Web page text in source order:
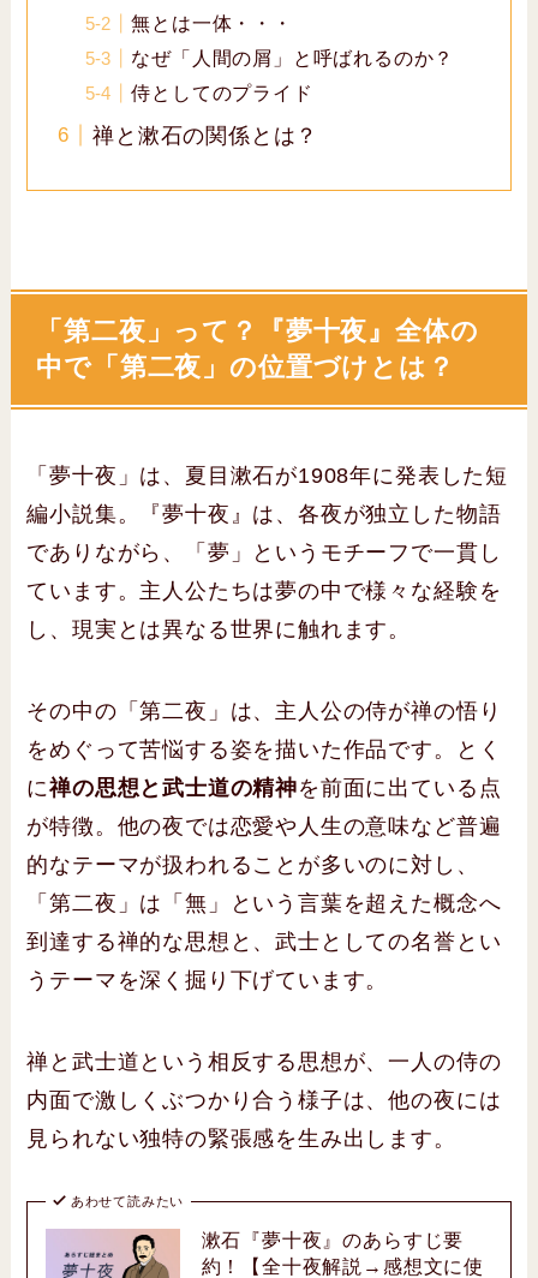
無とは一体・・・
なぜ「人間の屑」と呼ばれるのか？
侍としてのプライド
禅と漱石の関係とは？
「第二夜」って？『夢十夜』全体の
中で「第二夜」の位置づけとは？
「夢十夜」は、夏目漱石が1908年に発表した短
編小説集。『夢十夜』は、各夜が独立した物語
でありながら、「夢」というモチーフで一貫し
ています。主人公たちは夢の中で様々な経験を
し、現実とは異なる世界に触れます。
その中の「第二夜」は、主人公の侍が禅の悟り
をめぐって苦悩する姿を描いた作品です。とく
に禅の思想と武士道の精神を前面に出ている点
が特徴。他の夜では恋愛や人生の意味など普遍
的なテーマが扱われることが多いのに対し、
「第二夜」は「無」という言葉を超えた概念へ
到達する禅的な思想と、武士としての名誉とい
うテーマを深く掘り下げています。
禅と武士道という相反する思想が、一人の侍の
内面で激しくぶつかり合う様子は、他の夜には
見られない独特の緊張感を生み出します。
あわせて読みたい
漱石『夢十夜』のあらすじ要
約！【全十夜解説→感想文に使